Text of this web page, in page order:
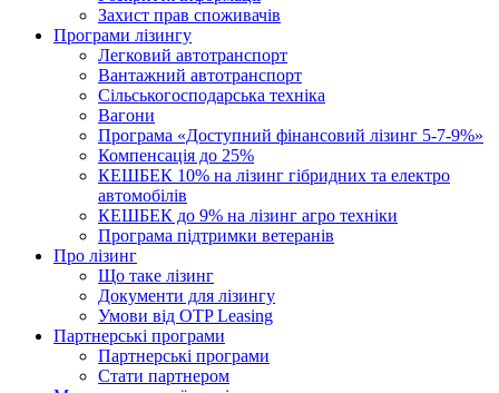
Захист прав споживачів
Програми лізингу
Легковий автотранспорт
Вантажний автотранспорт
Cільськогосподарська техніка
Вагони
Програма «Доступний фінансовий лізинг 5-7-9%»
Компенсація до 25%
КЕШБЕК 10% на лізинг гібридних та електро
автомобілів
КЕШБЕК до 9% на лізинг агро техніки
Програма підтримки ветеранів
Про лізинг
Що таке лізинг
Документи для лізингу
Умови від OTP Leasing
Партнерські програми
Партнерські програми
Стати партнером